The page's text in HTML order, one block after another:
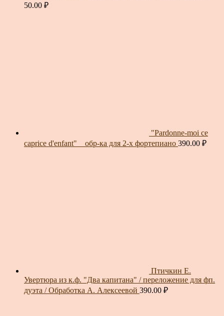
50.00 ₽
"Pardonne-moi ce
caprice d'enfant" _ обр-ка для 2-х фортепиано 390.00 ₽
Птичкин Е.
Увертюра из к.ф. "Два капитана" / переложение для фп.
дуэта / Обработка А. Алексеевой 390.00 ₽